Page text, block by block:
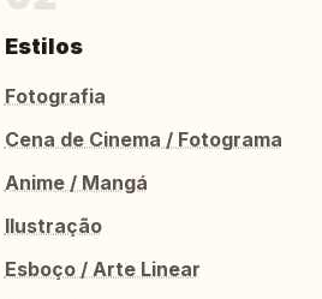
Estilos
Fotografia
Cena de Cinema / Fotograma
Anime / Mangá
Ilustração
Esboço / Arte Linear